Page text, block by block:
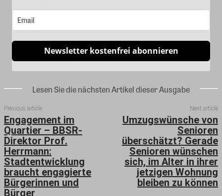
Newsletter kostenfrei abonnieren
Lesen Sie die nächsten Artikel dieser Ausgabe
Previous article
Engagement im
Quartier – BBSR-
Direktor Prof.
Herrmann:
Stadtentwicklung
braucht engagierte
Bürgerinnen und
Bürger
Next article
Umzugswünsche von
Senioren
überschätzt? Gerade
Senioren wünschen
sich, im Alter in ihrer
jetzigen Wohnung
bleiben zu können